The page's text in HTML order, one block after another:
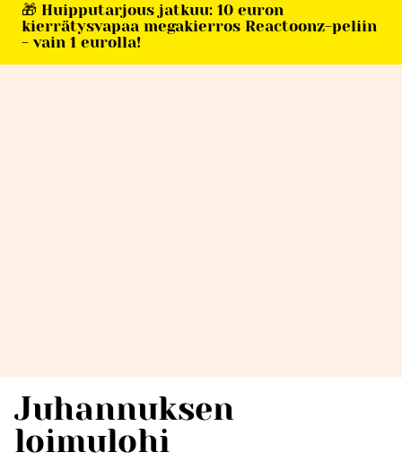
🎁 Huipputarjous jatkuu: 10 euron
kierrätysvapaa megakierros Reactoonz-peliin
- vain 1 eurolla!
Juhannuksen
loimulohi